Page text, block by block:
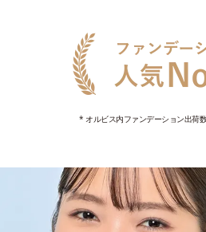
* オルビス内ファンデーション出荷